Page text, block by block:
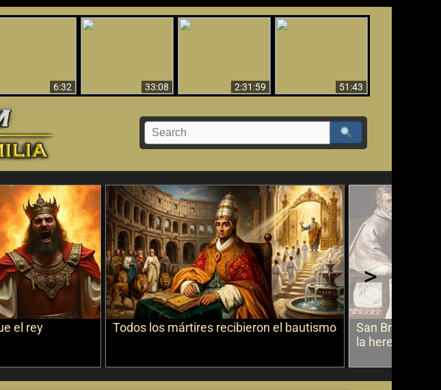
6:32 33:08 2:31:59
51:43
el rey
Todos los mártires recibieron el bautismo
San Bruno
la herejía
>